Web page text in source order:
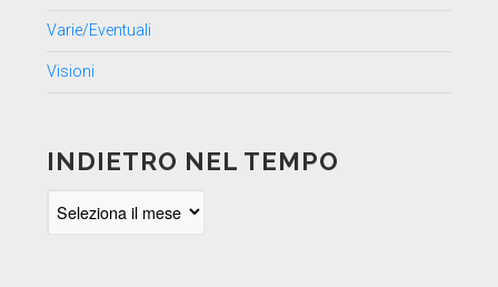
Varie/Eventuali
Visioni
INDIETRO NEL TEMPO